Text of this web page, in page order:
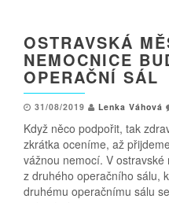
OSTRAVSKÁ
NEMOCNICE
OPERAČNÍ SÁL
31/08/2019 Lenka Váhová
Když něco podpořit, tak
zkrátka oceníme, až
vážnou nemocí. V
z druhého operačního sálu,
druhému operačnímu sálu